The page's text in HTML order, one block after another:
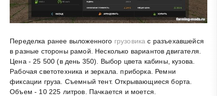
Переделка ранее выложенного грузовика с разъехавшейся
в разные стороны рамой. Несколько вариантов двигателя.
Цена - 25 500 (в день 350). Выбор цвета кабины, кузова.
Рабочая светотехника и зеркала. приборка. Ремни
фиксации груза. Съемный тент. Открывающиеся борта.
Объем - 10 225 литров. Пачкается и моется.